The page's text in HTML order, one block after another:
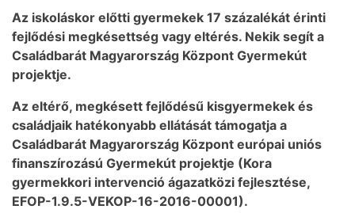
Az iskoláskor előtti gyermekek 17 százalékát érinti
fejlődési megkésettség vagy eltérés. Nekik segít a
Családbarát Magyarország Központ Gyermekút
projektje.
Az eltérő, megkésett fejlődésű kisgyermekek és
családjaik hatékonyabb ellátását támogatja a
Családbarát Magyarország Központ európai uniós
finanszírozású Gyermekút projektje (Kora
gyermekkori intervenció ágazatközi fejlesztése,
EFOP-1.9.5-VEKOP-16-2016-00001).